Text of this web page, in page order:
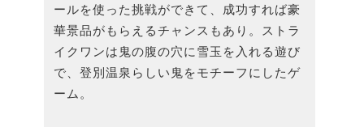
ールを使った挑戦ができて、成功すれば豪
華景品がもらえるチャンスもあり。ストラ
イクワンは鬼の腹の穴に雪玉を入れる遊び
で、登別温泉らしい鬼をモチーフにしたゲ
ーム。